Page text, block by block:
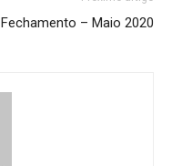
Fechamento – Maio 2020